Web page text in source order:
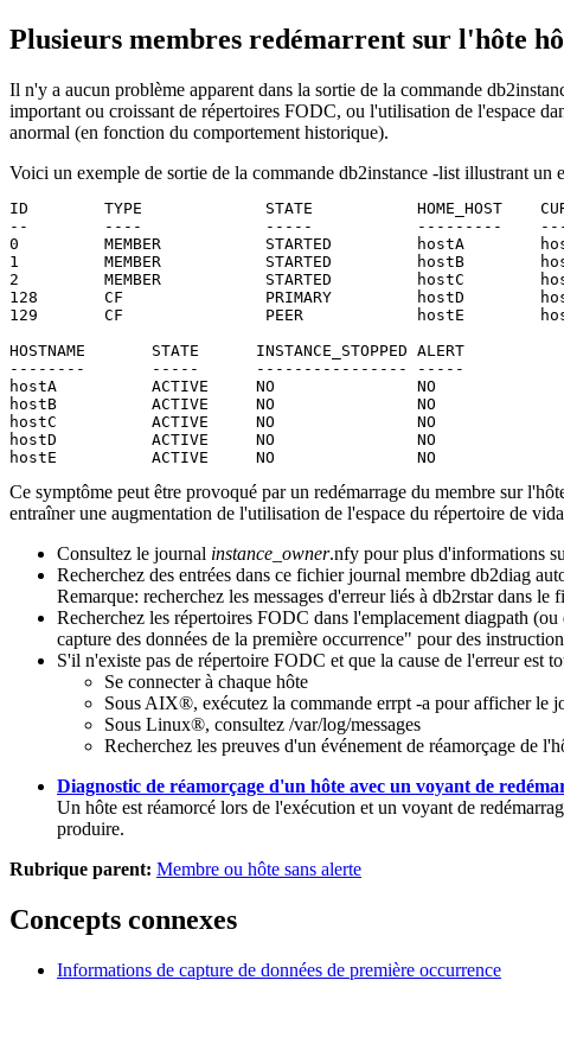
Plusieurs membres redémarrent sur l'hôte
Il n'y a aucun problème apparent dans la sortie de la commande
important ou croissant de répertoires FODC, ou l'utilisation de l'espace
anormal (en fonction du comportement historique).
Voici un exemple de sortie de la commande db2instance -list illustrant un
ID        TYPE             STATE           HOME_HOST
--        ----             -----           ---------
0         MEMBER           STARTED         hostA
1         MEMBER           STARTED         hostB
2         MEMBER           STARTED         hostC
128       CF               PRIMARY         hostD
129       CF               PEER            hostE
HOSTNAME       STATE      INSTANCE_STOPPED ALERT
--------       -----      ---------------- -----
hostA          ACTIVE     NO               NO
hostB          ACTIVE     NO               NO
hostC          ACTIVE     NO               NO
hostD          ACTIVE     NO               NO
hostE          ACTIVE     NO               NO
Ce symptôme peut être provoqué par un redémarrage du membre sur
entraîner une augmentation de l'utilisation de l'espace du répertoire de
Consultez le journal instance_owner.nfy pour plus d'informations
Recherchez des entrées dans ce fichier journal membre db2diag
Remarque: recherchez les messages d'erreur liés à db2rstar dans le
Recherchez les répertoires FODC dans l'emplacement diagpath (ou
capture des données de la première occurrence" pour des
S'il n'existe pas de répertoire FODC et que la cause de l'erreur est
Se connecter à chaque hôte
Sous AIX®, exécutez la commande errpt -a pour afficher le
Sous Linux®, consultez /var/log/messages
Recherchez les preuves d'un événement de réamorçage de
Diagnostic de réamorçage d'un hôte avec un voyant de
Un hôte est réamorcé lors de l'exécution et un voyant de
produire.
Rubrique parent: Membre ou hôte sans alerte
Concepts connexes
Informations de capture de données de première occurrence